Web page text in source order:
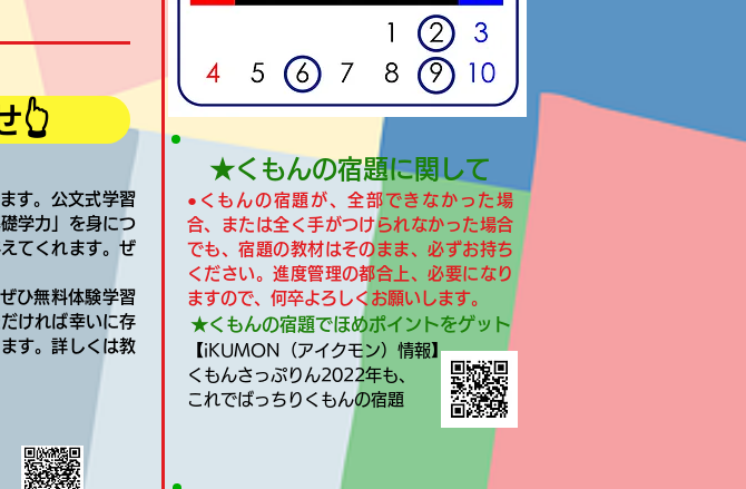
👆
す。公文式学習
学力」を身につ
てくれます。ぜ
ひ無料体験学習
ければ幸いに存
す。詳しくは教
★くもんの宿題に関して
●くもんの宿題が、全部できなかった場
合、または全く手がつけられなかった場合
でも、宿題の教材はそのまま、必ずお持ち
ください。進度管理の都合上、必要になり
ますので、何卒よろしくお願いします。
★くもんの宿題でほめポイントをゲット
【iKUMON（アイクモン）情報】
くもんさっぷりん2022年も、
これでばっちりくもんの宿題